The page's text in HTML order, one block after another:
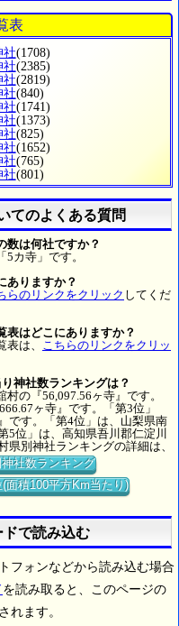
表
社(1708)
社(2385)
社(2819)
社(840)
社(1741)
社(1373)
社(825)
社(1652)
社(765)
社(801)
てのよくある質問
数は何社ですか？
5カ寺」です。
ありますか？
らのリンクをクリック してくだ
表はどこにありますか？
は、
こちらのリンクをクリッ
神社数ランキングは？
の『56,097.56ヶ寺』です。
ヶ寺』です。「第3位」
です。「第4位」は、山梨県南
5位」は、高知県吾川郡仁淀川
県別神社ランキングの詳細は、
社数ランキング
面積100平方Km当たり)
で読み込む
フォンなどから読み込む場合
を読み取ると、このページの
れます。